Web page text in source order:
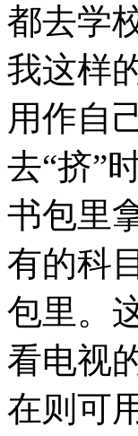
都去学
我这样
用作自
去“挤”
书包里
有的科
包里。
看电视
在则可